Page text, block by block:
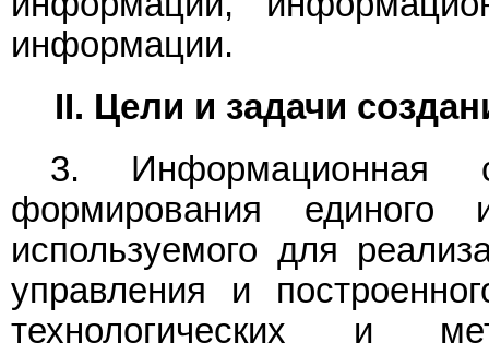
информации.
II. Цели и задачи
3. Информационная
формирования единого
используемого для
управления и
технологических и